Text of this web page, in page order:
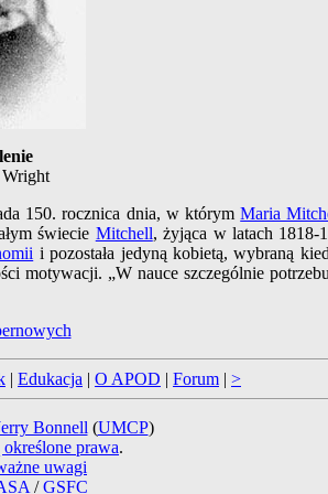
150. rocznica dnia, w którymMaria
świecie Mitchell, żyjąca w latach 1818-
i pozostała jedyną kobietą, wybraną
motywacji. „W nauce szczególnie
| Edukacja | O APOD | Forum | >
Bonnell (UMCP)
prawa.
uwagi
/GSFC